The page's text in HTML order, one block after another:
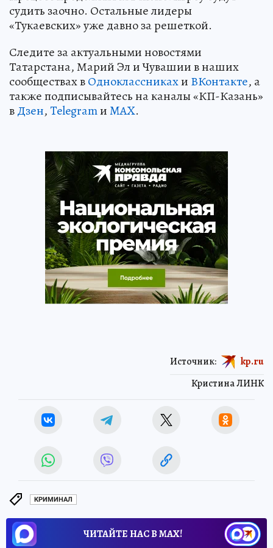
судить заочно. Остальные лидеры
«Тукаевских» уже давно за решеткой.
Следите за актуальными новостями
Татарстана, Марий Эл и Чувашии в наших
сообществах вОдноклассникахи ВКонтакте, а
также подписывайтесь на каналы «КП-Казань»
вДзен,TelegramиMAX.
Кристина ЛИНК
Источник: kp.ru
КРИМИНАЛ
ЧИТАЙТЕ НАС В МАХ!